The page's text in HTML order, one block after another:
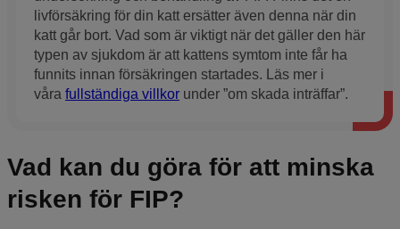
livförsäkring för din katt ersätter även denna när din
katt går bort. Vad som är viktigt när det gäller den här
typen av sjukdom är att kattens symtom inte får ha
funnits innan försäkringen startades. Läs mer i
våra fullständiga villkor under ”om skada inträffar”.
Vad kan du göra för att minska
risken för FIP?